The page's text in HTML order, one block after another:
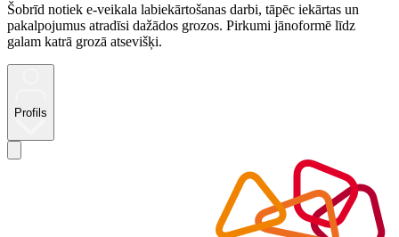
Šobrīd notiek e-veikala labiekārtošanas darbi, tāpēc iekārtas un
pakalpojumus atradīsi dažādos grozos. Pirkumi jānoformē līdz
galam katrā grozā atsevišķi.
Profils